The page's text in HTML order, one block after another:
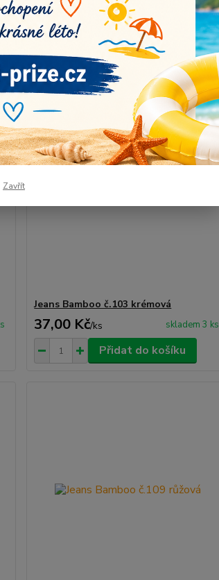
Jeans Bamboo č.103 krémová
37,00 Kč/ks skladem 3 ks
Přidat do košíku
Zavřít